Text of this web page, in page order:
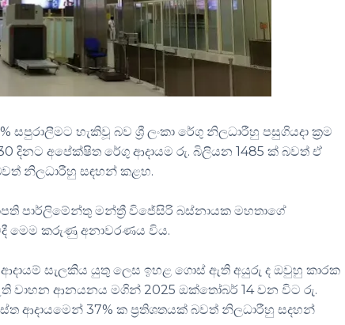
හැකිවූ බව ශ්‍රී ලංකා රේගු නිලධාරීහු පසුගියදා ක්‍රම
දිනට අපේක්ෂිත රේගු ආදායම රු. බිලියන 1485 ක් බවත් ඒ
නිලධාරීහු සඳහන් කළහ.
පාර්ලිමේන්තු මන්ත්‍රී විජේසිරි බස්නායක මහතාගේ
මෙම කරුණු අනාවරණය විය.
සැලකිය යුතු ලෙස ඉහළ ගොස් ඇති අයුරු ද ඔවුහු කාරක
වාහන ආනයනය මගින් 2025 ඔක්තෝබර් 14 වන විට රු.
ආදායමෙන් 37% ක ප්‍රතිශතයක් බවත් නිලධාරීහු සදහන්